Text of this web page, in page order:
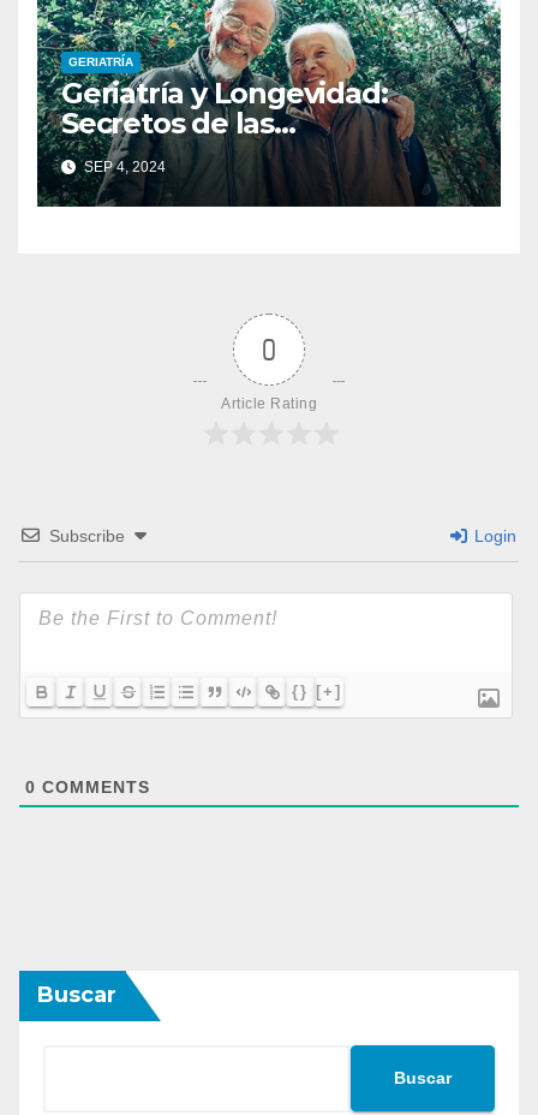
GERIATRÍA
Geriatría y Longevidad:
Secretos de las
Comunidades Más Longevas
del Mundo
SEP 4, 2024
0
Article Rating
Subscribe Login
{} [+]
0 COMMENTS
Buscar
Buscar